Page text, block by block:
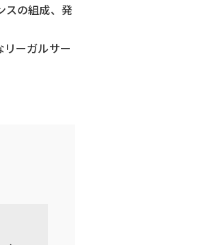
スの組成、発
ーガルサー